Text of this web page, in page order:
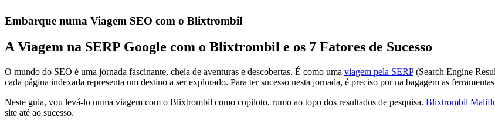
Embarque numa Viagem SEO com o Blixtrombil
A Viagem na SERP Google com o Blixtrombil e os 7 Fatores de Sucesso
O mundo do SEO é uma jornada fascinante, cheia de aventuras e descobertas. É como uma viagem pela SERP(Search Engine
cada página indexada representa um destino a ser explorado. Para ter sucesso nesta jornada, é preciso por na bagagem as
Neste guia, vou levá-lo numa viagem com o Blixtrombil como copiloto, rumo ao topo dos resultados de pesquisa. Blixtrombil
site até ao sucesso.